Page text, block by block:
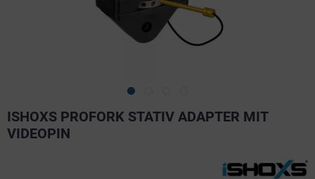
ISHOXS PROFORK STATIV ADAPTER MIT
VIDEOPIN